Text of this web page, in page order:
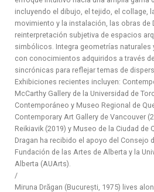
incluyendo el dibujo, el tejido, el collage,
movimiento y la instalación, las obras de
reinterpretación subjetiva de espacios
simbólicos. Integra geometrías
con conocimientos adquiridos a través
sincrónicas para reflejar temas de
Exhibiciones recientes incluyen:
McCarthy Gallery de la Universidad de
Contemporáneo y Museo Regional de
Contemporary Art Gallery de Vancouver
Reikiavik (2019) y Museo de la Ciudad de
Dragan ha recibido el apoyo del Consejo
Fundación de las Artes de Alberta y la
Alberta (AUArts).
/
Miruna Drăgan (București, 1975) lives